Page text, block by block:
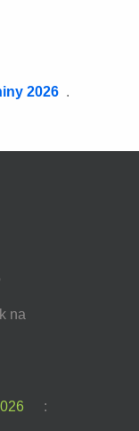
2026 .
na
: